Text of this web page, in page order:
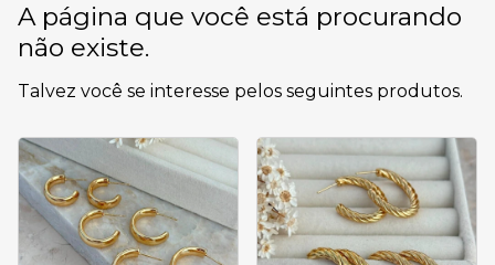
A página que você está procurando
não existe.
Talvez você se interesse pelos seguintes produtos.